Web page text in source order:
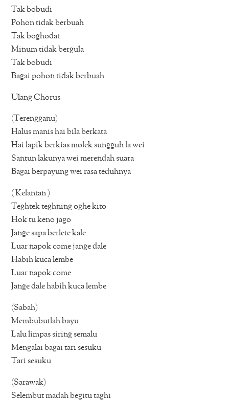
Tak bobudi
Pohon tidak berbuah
Tak boghodat
Minum tidak bergula
Tak bobudi
Bagai pohon tidak berbuah
Ulang Chorus
(Terengganu)
Halus manis hai bila berkata
Hai lapik berkias molek sungguh la wei
Santun lakunya wei merendah suara
Bagai berpayung wei rasa teduhnya
( Kelantan )
Teghtek teghning oghe kito
Hok tu keno jago
Jange sapa berlete kale
Luar napok come jange dale
Habih kuca lembe
Luar napok come
Jange dale habih kuca lembe
(Sabah)
Membubutlah bayu
Lalu limpas siring semalu
Mengalai bagai tari sesuku
Tari sesuku
(Sarawak)
Selembut madah begitu taghi